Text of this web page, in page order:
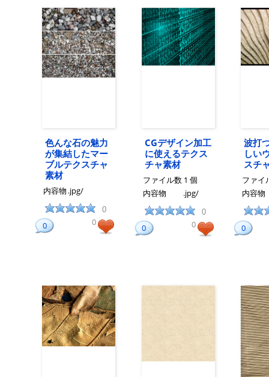
色んな石の魅力
が集結したマー
ブルテクスチャ
素材
内容物 .jpg/
0
0 0
CGデザイン加工
に使えるテクス
チャ素材
ファイル数 1 個
内容物
.jpg/
0
0 0
波打
しい
スチ
ファイ
内容物
0